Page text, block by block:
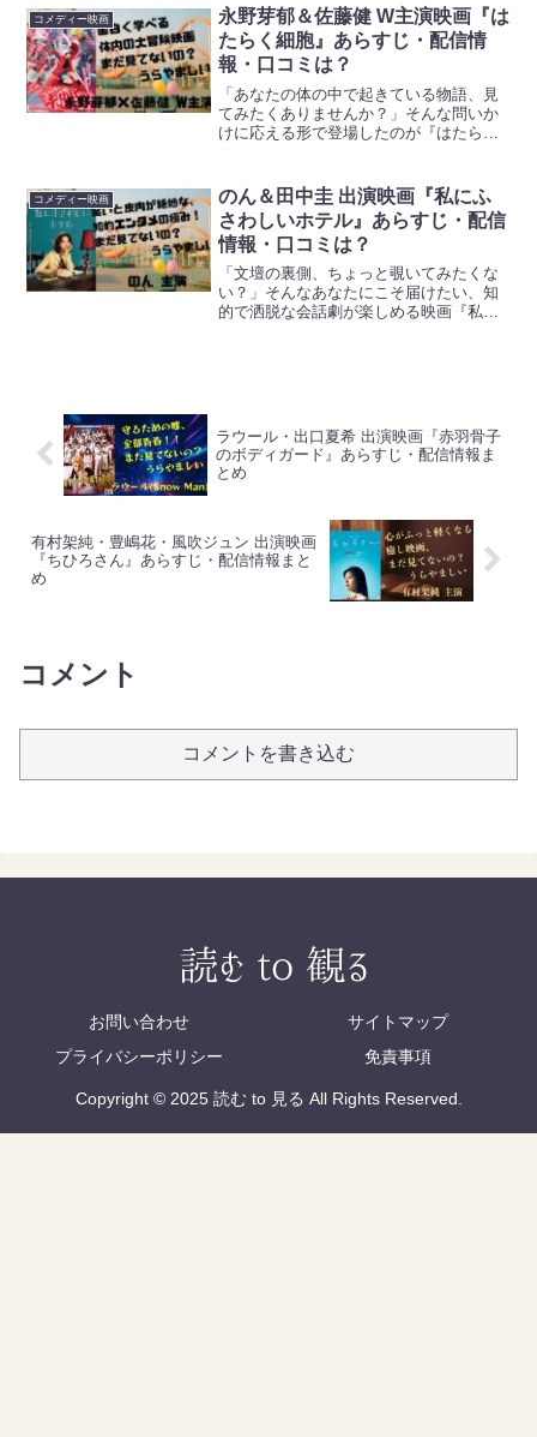
憶にそっと触れるような映画として、静
かな感動を呼び起こします...
コメディー映画
永野芽郁＆佐藤健 W主演映画『は
たらく細胞』あらすじ・配信情
報・口コミは？
「あなたの体の中で起きている物語、見
てみたくありませんか？」そんな問いか
けに応える形で登場したのが『はたらく
は、2024年12月13日に劇場公開され、多
くのファンを惹きつ...
コメディー映画
のん＆田中圭 出演映画『私にふ
さわしいホテル』あらすじ・配信
情報・口コミは？
「文壇の裏側、ちょっと覗いてみたくな
い？」そんなあなたにこそ届けたい、知
的で洒脱な会話劇が楽しめる映画『私に
ラウール・出口夏希 出演映画『赤羽骨子
のボディガード』あらすじ・配信情報ま
とめ
有村架純・豊嶋花・風吹ジュン 出演映画
『ちひろさん』あらすじ・配信情報まと
め
コメント
コメントを書き込む
お問い合わせ
サイトマップ
プライバシーポリシー
免責事項
Copyright © 2025 読む to 見る All Rights Reserved.